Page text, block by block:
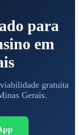
para
em
gratuita
Gerais.